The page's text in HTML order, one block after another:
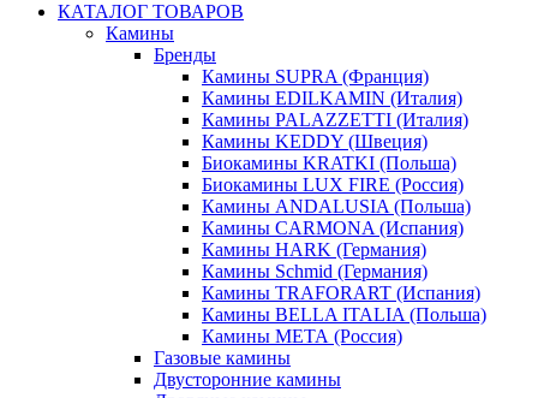
КАТАЛОГ ТОВАРОВ
Камины
Бренды
Камины SUPRA (Франция)
Камины EDILKAMIN (Италия)
Камины PALAZZETTI (Италия)
Камины KEDDY (Швеция)
Биокамины KRATKI (Польша)
Биокамины LUX FIRE (Россия)
Камины ANDALUSIA (Польша)
Камины CARMONA (Испания)
Камины HARK (Германия)
Камины Schmid (Германия)
Камины TRAFORART (Испания)
Камины BELLA ITALIA (Польша)
Камины МЕТА (Россия)
Газовые камины
Двусторонние камины